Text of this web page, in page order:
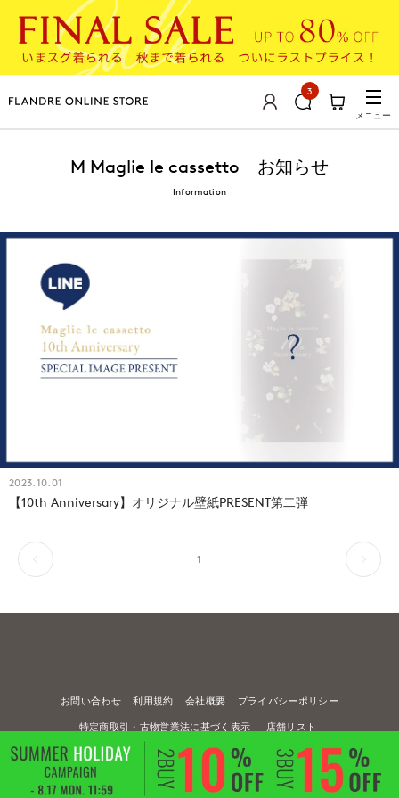
3
メニュー
M Maglie le cassetto お知らせ
Information
2023.10.01
【10th Anniversary】オリジナル壁紙PRESENT第二弾
1
お問い合わせ 利用規約 会社概要 プライバシーポリシー
特定商取引・古物営業法に基づく表示 店舗リスト
© FLANDRE CO., LTD.